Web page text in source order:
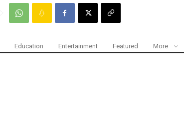
Education Entertainment Featured More